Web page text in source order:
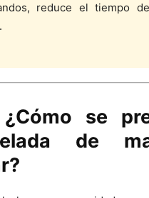
reduce el tiempo
se
de